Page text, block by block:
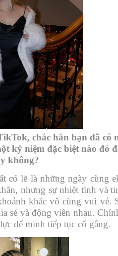
chắc hẳn bạn đã có
kỷ niệm đặc biệt nào đó
không?
có lẽ là những ngày cùng
nhưng sự nhiệt tình và
khắc vô cùng vui vẻ.
sẻ và động viên nhau.
để mình tiếp tục cố gắng.